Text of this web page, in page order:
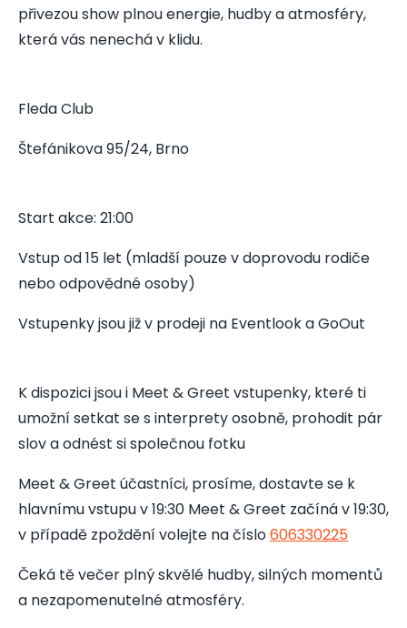
přivezou show plnou energie, hudby a atmosféry,
která vás nenechá v klidu.
Fleda Club
Štefánikova 95/24, Brno
Start akce: 21:00
Vstup od 15 let (mladší pouze v doprovodu rodiče
nebo odpovědné osoby)
Vstupenky jsou již v prodeji na Eventlook a GoOut
K dispozici jsou i Meet & Greet vstupenky, které ti
umožní setkat se s interprety osobně, prohodit pár
slov a odnést si společnou fotku
Meet & Greet účastníci, prosíme, dostavte se k
hlavnímu vstupu v 19:30 Meet & Greet začíná v 19:30,
v případě zpoždění volejte na číslo606330225
Čeká tě večer plný skvělé hudby, silných momentů
a nezapomenutelné atmosféry.